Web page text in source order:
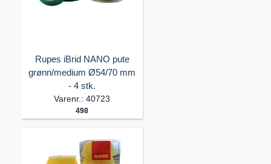
Rupes iBrid NANO pute
grønn/medium Ø54/70 mm
- 4 stk.
Varenr.: 40723
498